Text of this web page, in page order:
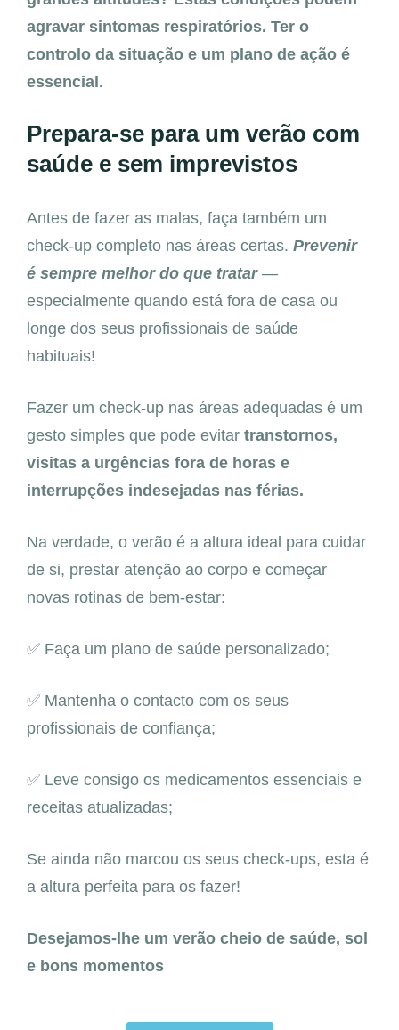
agravar sintomas respiratórios. Ter o
controlo da situação e um plano de ação é
essencial.
Prepara-se para um verão com
saúde e sem imprevistos
Antes de fazer as malas, faça também um
check-up completo nas áreas certas. Prevenir
é sempre melhor do que tratar —
especialmente quando está fora de casa ou
longe dos seus profissionais de saúde
habituais!
Fazer um check-up nas áreas adequadas é um
gesto simples que pode evitar transtornos,
visitas a urgências fora de horas e
interrupções indesejadas nas férias.
Na verdade, o verão é a altura ideal para cuidar
de si, prestar atenção ao corpo e começar
novas rotinas de bem-estar:
✅ Faça um plano de saúde personalizado;
✅ Mantenha o contacto com os seus
profissionais de confiança;
✅ Leve consigo os medicamentos essenciais e
receitas atualizadas;
Se ainda não marcou os seus check-ups, esta é
a altura perfeita para os fazer!
Desejamos-lhe um verão cheio de saúde, sol
e bons momentos